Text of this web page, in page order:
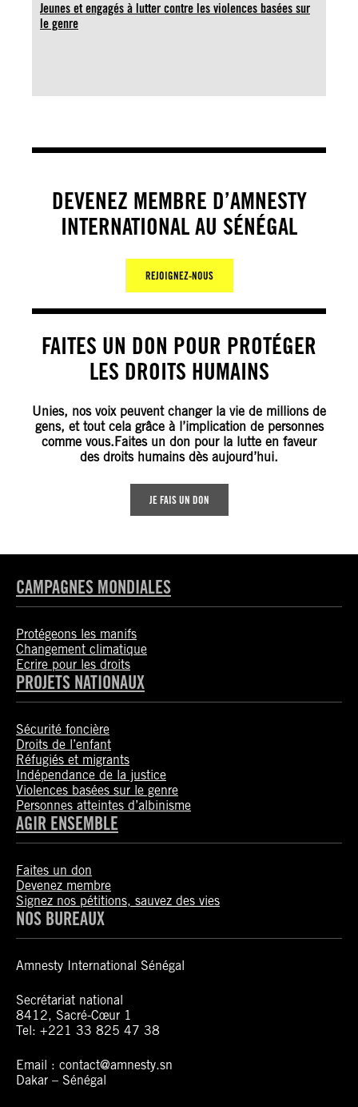
Jeunes et engagés à lutter contre les violences basées sur
le genre
DEVENEZ MEMBRE D’AMNESTY
INTERNATIONAL AU SÉNÉGAL
REJOIGNEZ-NOUS
FAITES UN DON POUR PROTÉGER
LES DROITS HUMAINS
Unies, nos voix peuvent changer la vie de millions de
gens, et tout cela grâce à l’implication de personnes
comme vous.Faites un don pour la lutte en faveur
des droits humains dès aujourd’hui.
JE FAIS UN DON
CAMPAGNES MONDIALES
Protégeons les manifs
Changement climatique
Ecrire pour les droits
PROJETS NATIONAUX
Sécurité foncière
Droits de l’enfant
Réfugiés et migrants
Indépendance de la justice
Violences basées sur le genre
Personnes atteintes d’albinisme
AGIR ENSEMBLE
Faites un don
Devenez membre
Signez nos pétitions, sauvez des vies
NOS BUREAUX
Amnesty International Sénégal
Secrétariat national
8412, Sacré-Cœur 1
Tel: +221 33 825 47 38
Email : contact@amnesty.sn
Dakar – Sénégal